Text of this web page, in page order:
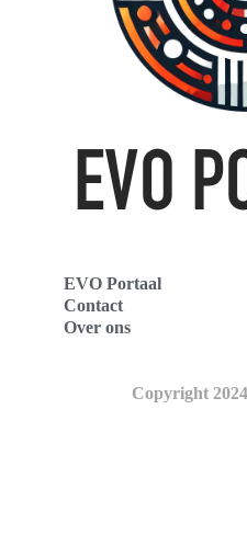
EVO Portaal
Contact
Over ons
Copyright